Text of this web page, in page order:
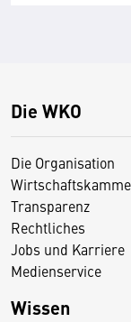
Die WKO
Die Organisation
Transparenz
Rechtliches
Jobs und Karriere
Medienservice
Wissen